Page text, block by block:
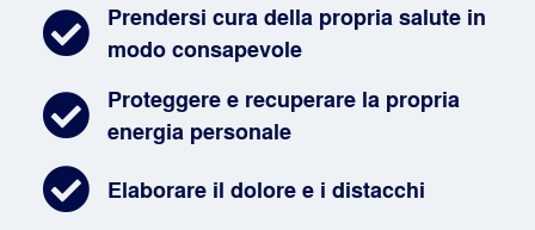
Prendersi cura della propria salute in
modo consapevole
Proteggere e recuperare la propria
energia personale
Elaborare il dolore e i distacchi